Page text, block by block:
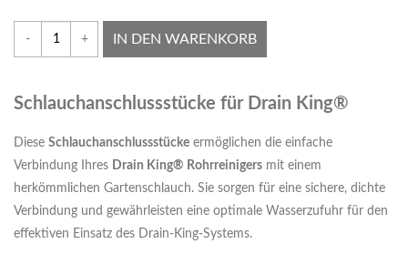
- + IN DEN WARENKORB
Schlauchanschlussstücke für Drain King®
Diese Schlauchanschlussstücke ermöglichen die einfache
Verbindung Ihres Drain King® Rohrreinigers mit einem
herkömmlichen Gartenschlauch. Sie sorgen für eine sichere, dichte
Verbindung und gewährleisten eine optimale Wasserzufuhr für den
effektiven Einsatz des Drain-King-Systems.